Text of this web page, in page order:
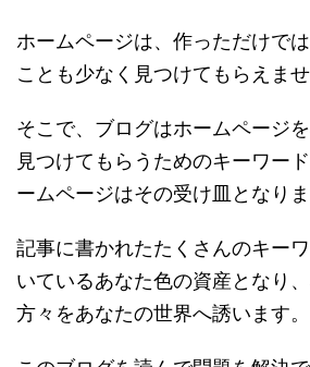
ホームページは、作っただけで
ことも少なく見つけてもらえませ
そこで、ブログはホームページ
見つけてもらうためのキーワー
ームページはその受け皿となりま
記事に書かれたたくさんのキー
いているあなた色の資産となり
方々をあなたの世界へ誘います。